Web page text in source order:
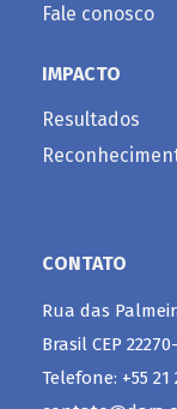
Fale conosco
IMPACTO
Resultados
CONTATO
Rua das
Brasil CEP
Telefone: +55 21